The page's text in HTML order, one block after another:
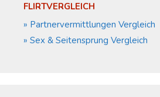
FLIRTVERGLEICH
» Partnervermittlungen Vergleich
» Sex & Seitensprung Vergleich